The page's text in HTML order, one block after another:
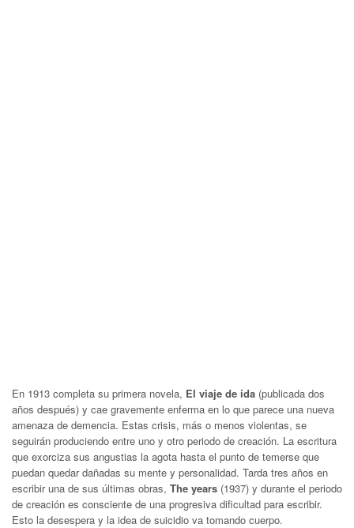
En 1913 completa su primera novela, El viaje de ida (publicada dos
años después) y cae gravemente enferma en lo que parece una nueva
amenaza de demencia. Estas crisis, más o menos violentas, se
seguirán produciendo entre uno y otro periodo de creación. La escritura
que exorciza sus angustias la agota hasta el punto de temerse que
puedan quedar dañadas su mente y personalidad. Tarda tres años en
escribir una de sus últimas obras, The years (1937) y durante el periodo
de creación es consciente de una progresiva dificultad para escribir.
Esto la desespera y la idea de suicidio va tomando cuerpo.